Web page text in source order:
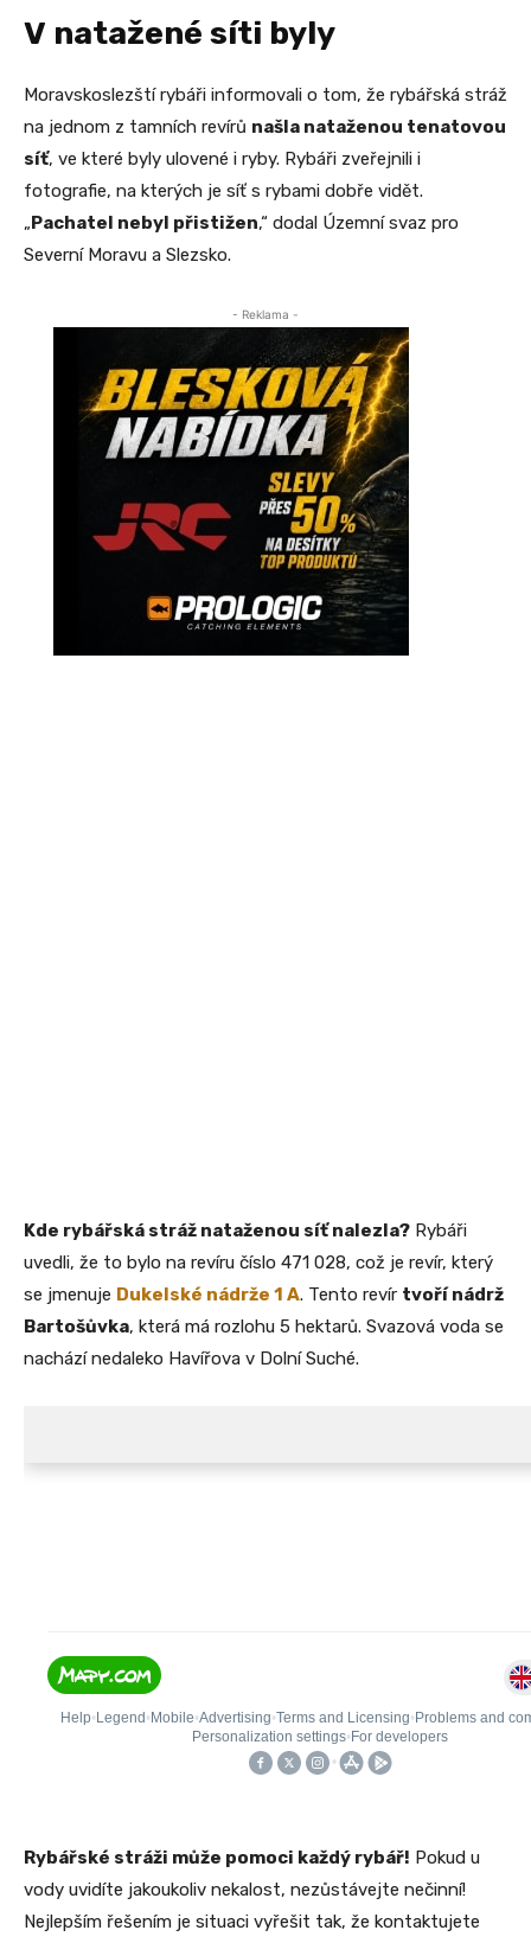
V natažené síti byly
Moravskoslezští rybáři informovali o tom, že rybářská stráž
na jednom z tamních revírů našla nataženou tenatovou
síť, ve které byly ulovené i ryby. Rybáři zveřejnili i
fotografie, na kterých je síť s rybami dobře vidět.
„Pachatel nebyl přistižen,“ dodal Územní svaz pro
Severní Moravu a Slezsko.
- Reklama -
Kde rybářská stráž nataženou síť nalezla? Rybáři
uvedli, že to bylo na revíru číslo 471 028, což je revír, který
se jmenuje Dukelské nádrže 1 A. Tento revír tvoří nádrž
Bartošůvka, která má rozlohu 5 hektarů. Svazová voda se
nachází nedaleko Havířova v Dolní Suché.
Rybářské stráži může pomoci každý rybář! Pokud u
vody uvidíte jakoukoliv nekalost, nezůstávejte nečinní!
Nejlepším řešením je situaci vyřešit tak, že kontaktujete